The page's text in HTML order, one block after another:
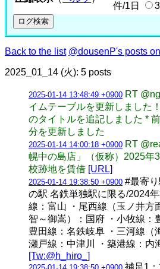
件/1日
Back to the list @dousenP's posts
2025_01_14 (火): 5 posts
2025-01-14 13:48:49 +0900 RT
イムテーブルを更新しました！
のタイトルを追記しました *
分を更新しました
2025-01-14 14:00:18 +0900 RT
幌中の島店」（仮称）2025年
校跡地を賃借 [URL]
2025-01-14 19:38:50 +0900 #最寄
の駅 名鉄単独駅に限る/2024
線：富山 ・尾西線（玉ノ井方
智～御嵩）：国府 ・小牧線：
豊田線：名鉄岐阜 ・三河線（
瀬戸線：中津川 ・築港線：内
[Tw:@h_hiro_]
補足1